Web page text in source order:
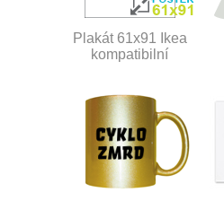
Plakát 61x91 Ikea
kompatibilní